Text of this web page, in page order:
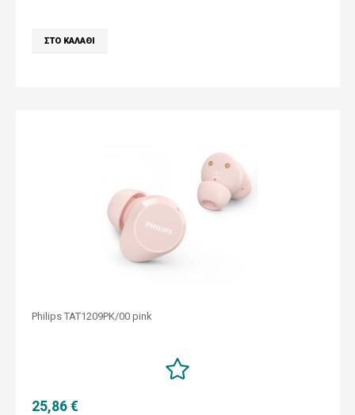
Philips TAT1209PK/00 pink
25,86 €